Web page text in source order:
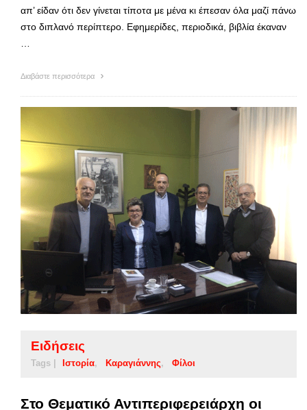
απ’ είδαν ότι δεν γίνεται τίποτα με μένα κι έπεσαν όλα μαζί πάνω
στο διπλανό περίπτερο. Εφημερίδες, περιοδικά, βιβλία έκαναν
Διαβάστε περισσότερα
Ειδήσεις
Tags | Ιστορία Καραγιάννης Φίλοι
Στο Θεματικό Αντιπεριφερειάρχη οι